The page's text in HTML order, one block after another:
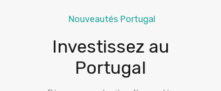
Investissez au
Portugal